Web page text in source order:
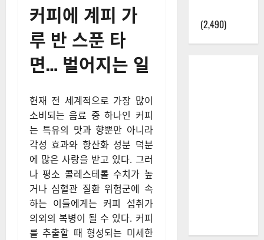
커피에 계피 가
루 반 스푼 타
면… 벌어지는 일
현재 전 세계적으로 가장 많이
소비되는 음료 중 하나인 커피
는 특유의 맛과 향뿐만 아니라
각성 효과와 항산화 성분 덕분
에 많은 사랑을 받고 있다. 그러
나 평소 콜레스테롤 수치가 높
거나 심혈관 질환 위험군에 속
하는 이들에게는 커피 섭취가
의외의 복병이 될 수 있다. 커피
를 추출할 때 형성되는 미세한
(2,490)